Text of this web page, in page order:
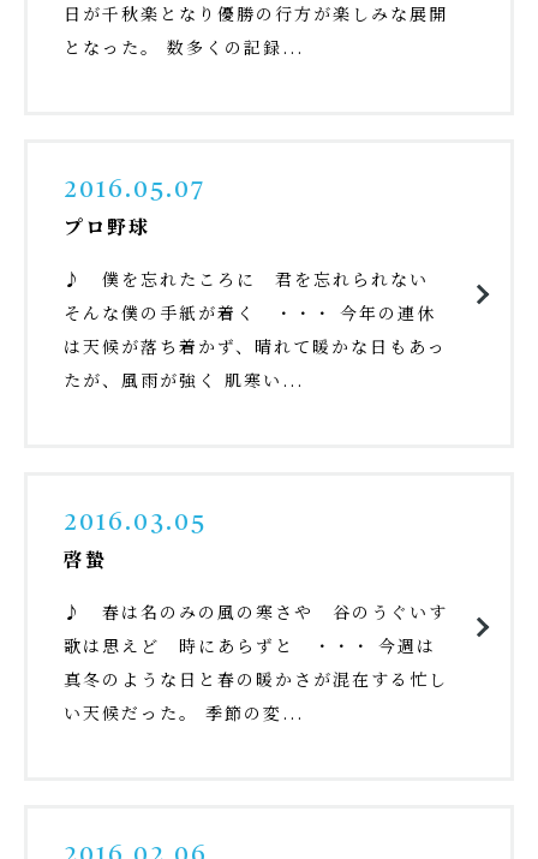
日が千秋楽となり優勝の行方が楽しみな展開
となった。 数多くの記録...
2016.05.07
プロ野球
♪ 僕を忘れたころに 君を忘れられない
そんな僕の手紙が着く ・・・ 今年の連休
は天候が落ち着かず、晴れて暖かな日もあっ
たが、風雨が強く 肌寒い...
2016.03.05
啓蟄
♪ 春は名のみの風の寒さや 谷のうぐいす
歌は思えど 時にあらずと ・・・ 今週は
真冬のような日と春の暖かさが混在する忙し
い天候だった。 季節の変...